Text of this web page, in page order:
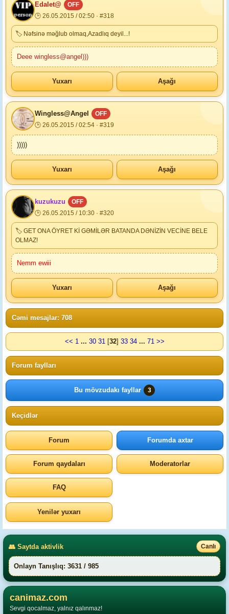
Edalet@
OFF
🕒 26.05.2015 / 02:50 · #318
🏷 Nəfsinə məğlub olmaq,Azadlıq deyil...!
Deee wingless@angel)))
Yuxarı Aşağı
Wingless@Angel
OFF
🕒 26.05.2015 / 02:54 · #319
)))))
Yuxarı Aşağı
kuzukuzu
OFF
🕒 26.05.2015 / 10:30 · #320
🏷 GET ONA ÖYRET Kİ GƏMİLƏR BATANDA DƏNİZİN VECİNE BELE
OLMAZ!
Nemm ewiii
Yuxarı Aşağı
Cəmi mesajlar: 708
<< 1 ... 30 31[32] 33 34 ... 71 >>
Forum faylları
Bu mövzudakı fayllar 3
Keçidlər
Forum Forumda axtar
Forum qaydaları Moderatorlar
FAQ
Yenilər yuxarı
👥 Saytda aktivlik Canlı
Onlayn Tanışlıq: 3631 / 985
canimaz.com
Sevgi qocalmaz, yalnız qalınmaz!